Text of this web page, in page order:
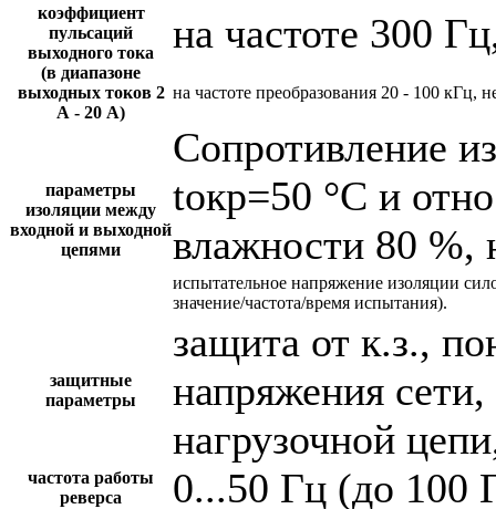
коэффициент
пульсаций
выходного тока
(в диапазоне
выходных токов 2
А - 20 А)
на частоте 300
на частоте преобразования 20 - 100 кГц,
параметры
изоляции между
входной и выходной
цепями
Сопротивление
tокр=50 °С и
влажности 80 %,
испытательное напряжение изоляции
значение/частота/время испытания).
защитные
параметры
защита от к.з.,
напряжения
нагрузочной
частота работы
реверса
0...50 Гц (до 100